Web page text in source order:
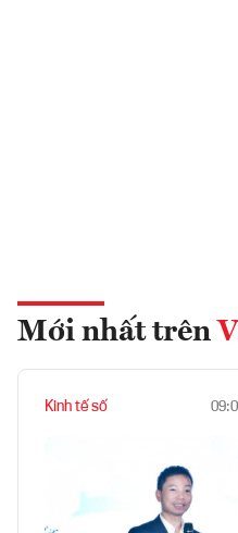
Mới nhất trên
Kinh tế số